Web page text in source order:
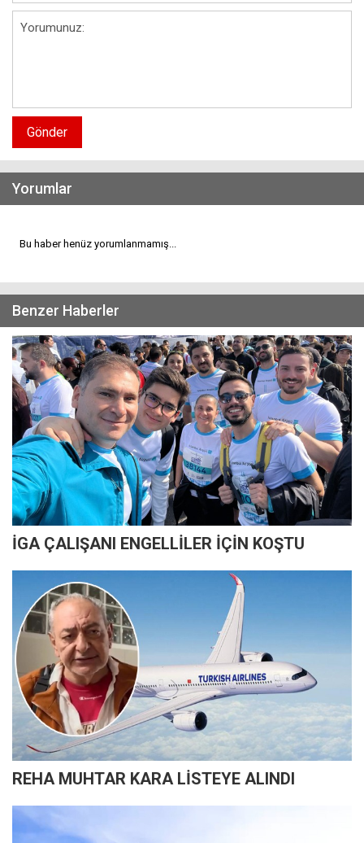
Gönder
Yorumlar
Bu haber henüz yorumlanmamış...
Benzer Haberler
İGA ÇALIŞANI ENGELLİLER İÇİN KOŞTU
REHA MUHTAR KARA LİSTEYE ALINDI